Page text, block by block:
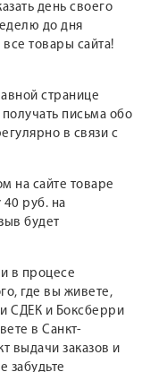
день своего
до дня
товары сайта!
странице
письма обо
в связи с
на сайте товаре
40 руб. на
будет
в процесе
где вы живете,
СДЕК и Боксберри
в Санкт-
выдачи заказов и
забудьте